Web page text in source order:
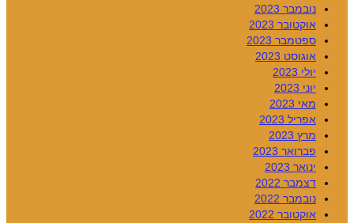
נובמבר 2023
אוקטובר 2023
ספטמבר 2023
אוגוסט 2023
יולי 2023
יוני 2023
מאי 2023
אפריל 2023
מרץ 2023
פברואר 2023
ינואר 2023
דצמבר 2022
נובמבר 2022
אוקטובר 2022